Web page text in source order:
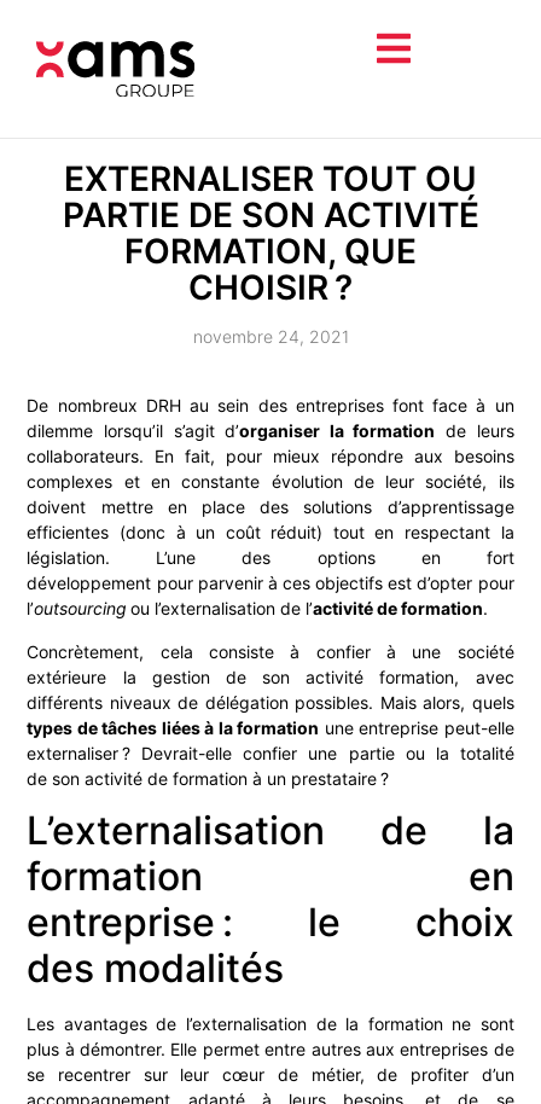
EXTERNALISER TOUT OU
PARTIE DE SON ACTIVITÉ
FORMATION, QUE
CHOISIR ?
novembre 24, 2021
De nombreux DRH au sein des entreprises font face à un
dilemme lorsqu’il s’agit d’organiser la formation de leurs
collaborateurs. En fait, pour mieux répondre aux besoins
complexes et en constante évolution de leur société, ils
doivent mettre en place des solutions d’apprentissage
efficientes (donc à un coût réduit) tout en respectant la
législation. L’une des options en fort
développement pour parvenir à ces objectifs est d’opter pour
l’outsourcing ou l’externalisation de l’activité de formation.
Concrètement, cela consiste à confier à une société
extérieure la gestion de son activité formation, avec
différents niveaux de délégation possibles. Mais alors, quels
types de tâches liées à la formation une entreprise peut-elle
externaliser ? Devrait-elle confier une partie ou la totalité
de son activité de formation à un prestataire ?
L’externalisation de la
formation en
entreprise : le choix
des modalités
Les avantages de l’externalisation de la formation ne sont
plus à démontrer. Elle permet entre autres aux entreprises de
se recentrer sur leur cœur de métier, de profiter d’un
accompagnement adapté à leurs besoins, et de se